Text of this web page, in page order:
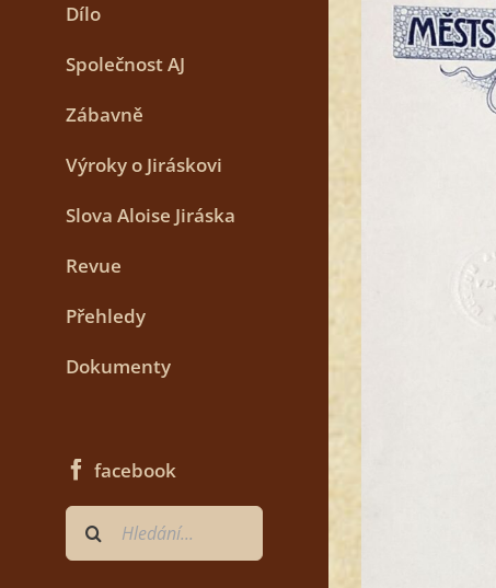
Dílo
Společnost AJ
Zábavně
Výroky o Jiráskovi
Slova Aloise Jiráska
Revue
Přehledy
Dokumenty
facebook
Hledat
...